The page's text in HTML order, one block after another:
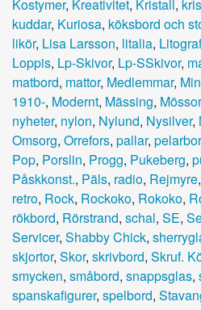
Kostymer, Kreativitet, Kristall,
kuddar, Kuriosa, köksbord och
likör, Lisa Larsson, litalia,
Loppis, Lp-Skivor, Lp-SSkivor,
matbord, mattor, Medlemmar,
1910-, Modernt, Mässing, Mössor
nyheter, nylon, Nylund, Nysilver,
Omsorg, Orrefors, pallar,
Pop, Porslin, Progg, Pukeberg,
Påskkonst., Päls, radio, Rejmyre,
retro, Rock, Rockoko, Rokoko,
rökbord, Rörstrand, schal, SE,
Servicer, Shabby Chick,
skjortor, Skor, skrivbord, Skruf.
smycken, småbord, snappsglas,
spanskafigurer, spelbord,